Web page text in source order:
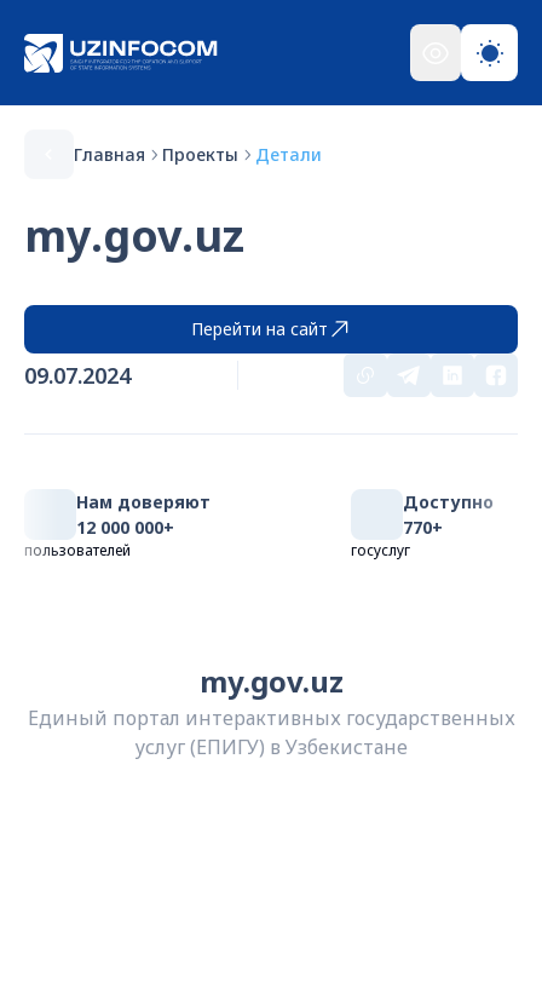
Главная Проекты Детали
my.gov.uz
Перейти на сайт
09.07.2024
Нам доверяют
12 000 000+
пользователей
Доступно
770+
госуслуг
my.gov.uz
Единый портал интерактивных государственных
услуг (ЕПИГУ) в Узбекистане